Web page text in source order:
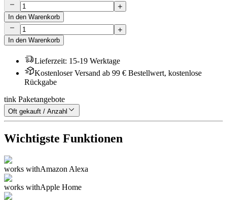
In den Warenkorb
In den Warenkorb
Lieferzeit: 15-19 Werktage
Kostenloser Versand ab 99 € Bestellwert, kostenlose
Rückgabe
tink Paketangebote
Oft gekauft / Anzahl
Wichtigste Funktionen
works withAmazon Alexa
works withApple Home